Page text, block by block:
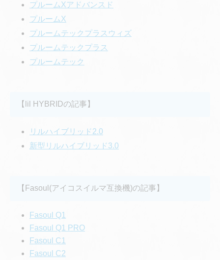
プルームXアドバンスド
プルームX
プルームテックプラスウィズ
プルームテックプラス
プルームテック
【lil HYBRIDの記事】
リルハイブリッド2.0
新型リルハイブリッド3.0
【Fasoul(アイコスイルマ互換機)の記事】
Fasoul Q1
Fasoul Q1 PRO
Fasoul C1
Fasoul C2